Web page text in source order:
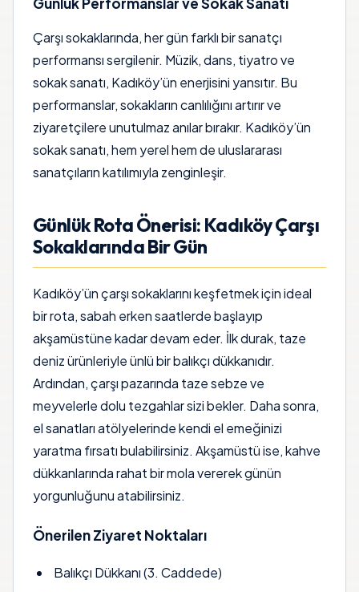
Çarşı sokaklarında, her gün farklı bir sanatçı
performansı sergilenir. Müzik, dans, tiyatro ve
sokak sanatı, Kadıköy’ün enerjisini yansıtır. Bu
performanslar, sokakların canlılığını artırır ve
ziyaretçilere unutulmaz anılar bırakır. Kadıköy’ün
sokak sanatı, hem yerel hem de uluslararası
sanatçıların katılımıyla zenginleşir.
Günlük Rota Önerisi: Kadıköy Çarşı
Sokaklarında Bir Gün
Kadıköy’ün çarşı sokaklarını keşfetmek için ideal
bir rota, sabah erken saatlerde başlayıp
akşamüstüne kadar devam eder. İlk durak, taze
deniz ürünleriyle ünlü bir balıkçı dükkanıdır.
Ardından, çarşı pazarında taze sebze ve
meyvelerle dolu tezgahlar sizi bekler. Daha sonra,
el sanatları atölyelerinde kendi el emeğinizi
yaratma fırsatı bulabilirsiniz. Akşamüstü ise, kahve
dükkanlarında rahat bir mola vererek günün
yorgunluğunu atabilirsiniz.
Önerilen Ziyaret Noktaları
Balıkçı Dükkanı (3. Caddede)